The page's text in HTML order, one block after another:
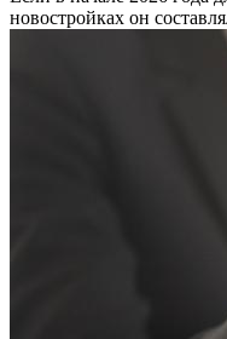
новостройках он